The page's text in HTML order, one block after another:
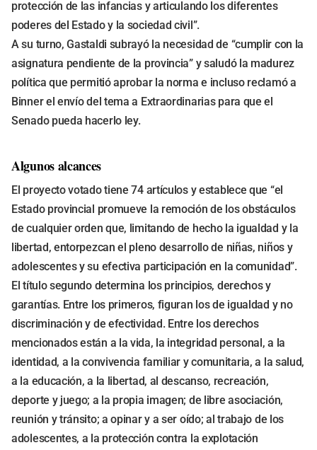
protección de las infancias y articulando los diferentes
poderes del Estado y la sociedad civil”.
A su turno, Gastaldi subrayó la necesidad de “cumplir con la
asignatura pendiente de la provincia” y saludó la madurez
política que permitió aprobar la norma e incluso reclamó a
Binner el envío del tema a Extraordinarias para que el
Senado pueda hacerlo ley.
Algunos alcances
El proyecto votado tiene 74 artículos y establece que “el
Estado provincial promueve la remoción de los obstáculos
de cualquier orden que, limitando de hecho la igualdad y la
libertad, entorpezcan el pleno desarrollo de niñas, niños y
adolescentes y su efectiva participación en la comunidad”.
El título segundo determina los principios, derechos y
garantías. Entre los primeros, figuran los de igualdad y no
discriminación y de efectividad. Entre los derechos
mencionados están a la vida, la integridad personal, a la
identidad, a la convivencia familiar y comunitaria, a la salud,
a la educación, a la libertad, al descanso, recreación,
deporte y juego; a la propia imagen; de libre asociación,
reunión y tránsito; a opinar y a ser oído; al trabajo de los
adolescentes, a la protección contra la explotación